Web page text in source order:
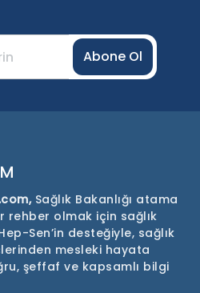
Abone Ol
Sağlık Bakanlığı atama
rehber olmak için sağlık
Sen’in desteğiyle, sağlık
mesleki hayata
şeffaf ve kapsamlı bilgi